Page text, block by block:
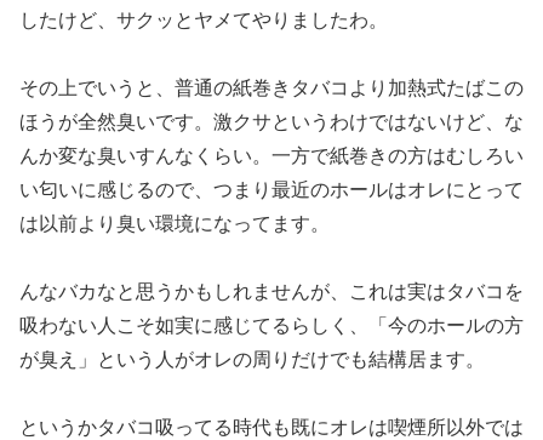
したけど、サクッ とヤメてやりましたわ。
その上でいうと、普通の紙巻きタバコより加熱式たばこの
ほうが全然臭いです。激クサというわけではないけど、 な
んか変な臭いすんなくらい。一方で紙巻きの方はむしろい
い匂いに感じるので、つまり最近のホールはオレにとって
は以前より臭い環境になってます。
んなバカなと思うかもしれませんが、これは実はタバコを
吸わない 人こそ如実に感じてるらしく、「今のホールの方
が臭え」という人 がオレの周りだけでも結構居ます。
というかタバコ吸ってる時代も既にオレは喫煙所以外では